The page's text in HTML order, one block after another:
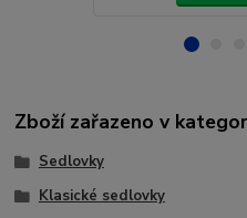
Zboží zařazeno v
Sedlovky
Klasické sedlovky